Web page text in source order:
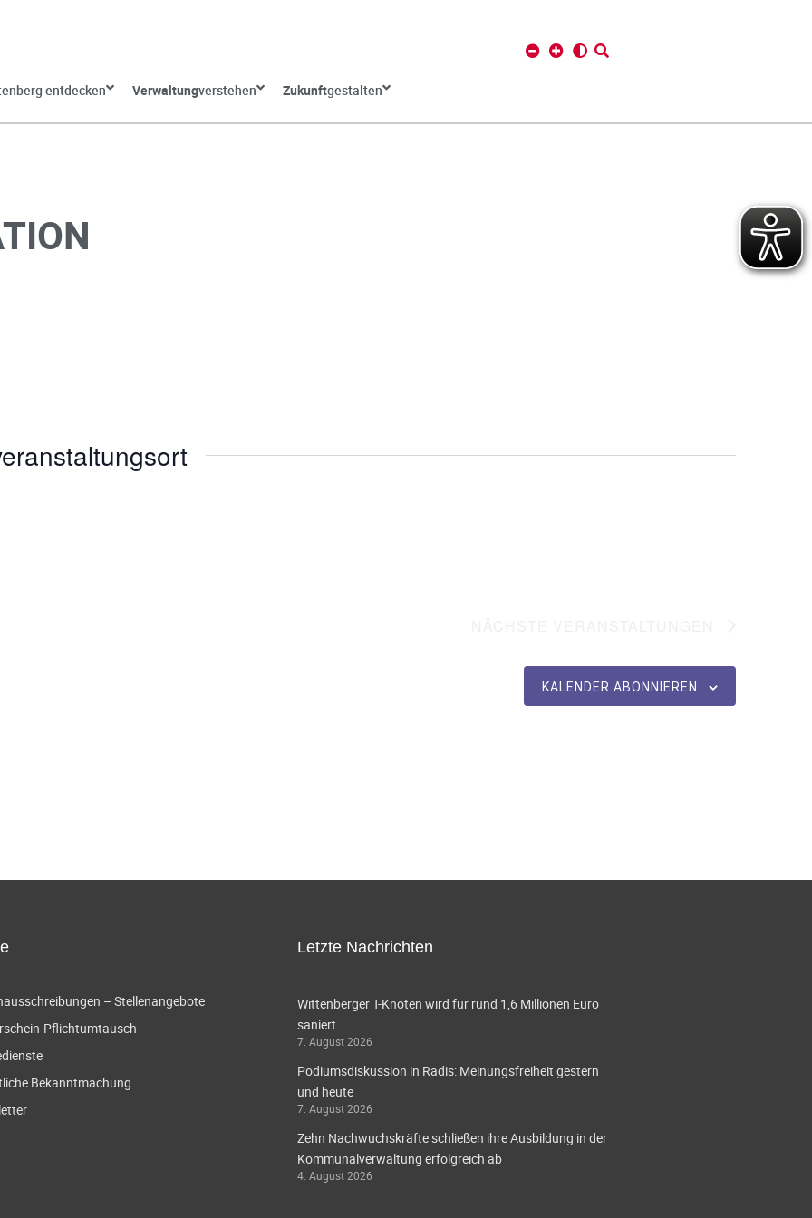
entdecken Verwaltungverstehen Zukunftgestalten
KALENDER ABONNIEREN
– Stellenangebote
Pflichtumtausch
Bekanntmachung
Letzte Nachrichten
Wittenberger T-Knoten wird für rund 1,6 Millionen Euro
saniert
7. August 2026
Podiumsdiskussion in Radis: Meinungsfreiheit gestern
und heute
7. August 2026
Zehn Nachwuchskräfte schließen ihre Ausbildung in der
Kommunalverwaltung erfolgreich ab
4. August 2026